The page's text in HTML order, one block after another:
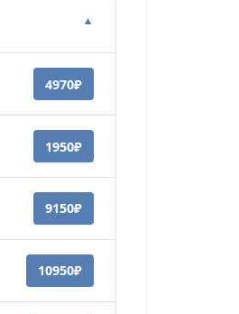
▼
4970₽
1950₽
9150₽
10950₽